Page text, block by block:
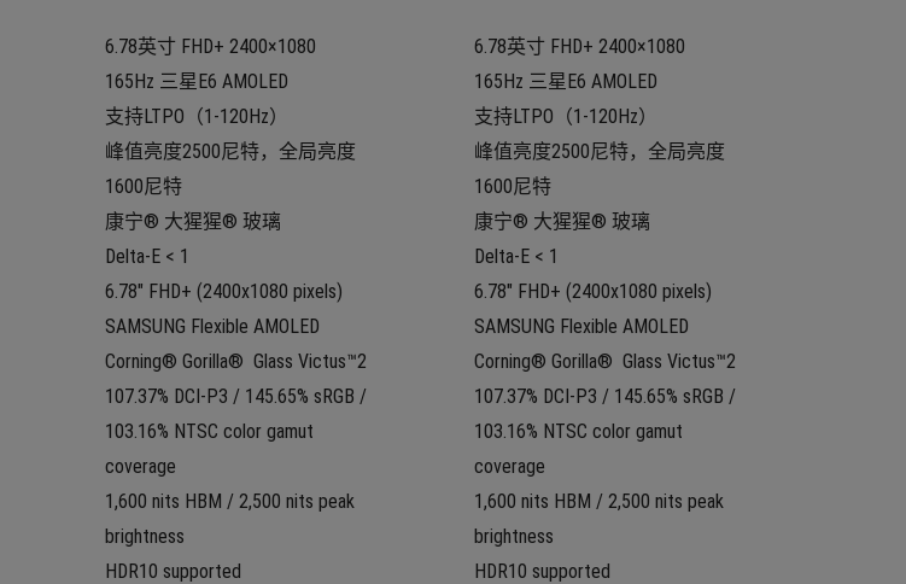
6.78英寸 FHD+ 2400×1080
165Hz 三星E6 AMOLED
支持LTPO（1-120Hz）
峰值亮度2500尼特，全局亮度
1600尼特
康宁® 大猩猩® 玻璃
Delta-E < 1
6.78" FHD+ (2400x1080 pixels)
SAMSUNG Flexible AMOLED
Corning® Gorilla®  Glass Victus™2
107.37% DCI-P3 / 145.65% sRGB /
103.16% NTSC color gamut
coverage
1,600 nits HBM / 2,500 nits peak
brightness
HDR10 supported
6.78英寸 FHD+ 2400×1080
165Hz 三星E6 AMOLED
支持LTPO（1-120Hz）
峰值亮度2500尼特，全局亮度
1600尼特
康宁® 大猩猩® 玻璃
Delta-E < 1
6.78" FHD+ (2400x1080 pixels)
SAMSUNG Flexible AMOLED
Corning® Gorilla®  Glass Victus™2
107.37% DCI-P3 / 145.65% sRGB /
103.16% NTSC color gamut
coverage
1,600 nits HBM / 2,500 nits peak
brightness
HDR10 supported